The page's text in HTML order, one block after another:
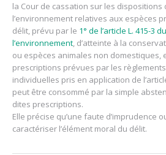
la Cour de cassation sur les dispositions
l’environnement relatives aux espèces
délit, prévu par le 1° de l’article L. 415-3
l’environnement, d’atteinte à la
ou espèces animales non domestiques,
prescriptions prévues par les
individuelles pris en application de
peut être consommé par la simple
dites prescriptions.
Elle précise qu’une faute d’imprudence
caractériser l’élément moral du délit.